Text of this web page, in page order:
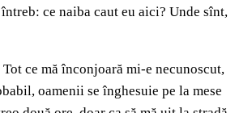
ce naiba caut eu aici? Unde sînt,
ce mă înconjoară mi-e necunoscut,
oamenii se înghesuie pe la mese